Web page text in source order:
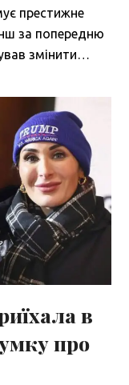
престижне
за попередню
змінити…
в
про